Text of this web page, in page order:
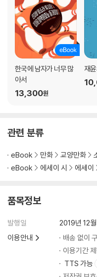
W의 노동
M의 현실
상담
상의
결정
은근한 설득의 시간 2
은근한 설득의 시간 3
상상
김철수 빵집
M은 후회하지 않는다
김반장 2
엄마가 친구들을 만나고 온 날
작가의 말 (정재윤)
서평 - 서울이라는 가정법 (이
한국에 남자가 너무 많
아서
13,300원
재
관련 분류
eBook 만화 교양만화
eBook
에세이 시 에세이
품목정보
발행일
2019년 12
이용안내
배송 없이
이용기간
TTS 가능